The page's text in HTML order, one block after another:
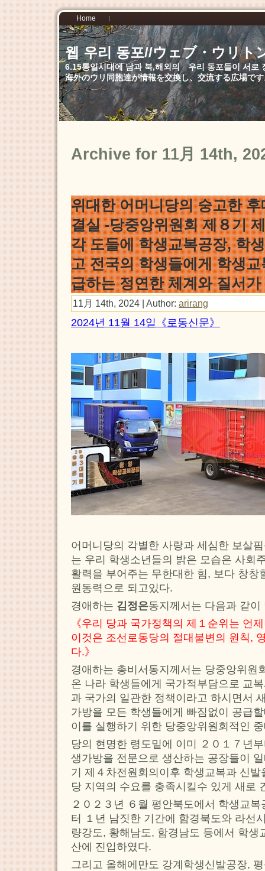
Home
웹 우리 동포//ウェブ・ウリト
6.15통일시대에 남과 북,해외의 우리 동포들이 서로
海外のウリ同胞達が情報を交換し、交流する広場で
Archive for 11月 14th,
위대한 어머니당의 숭고한
결실 -당중앙위원회 제８기
각 도들에 학생교복공장, 학
고 전국의 학생들에게 학생
급하는 정연한 체계와 질서
11月 14th, 2024 | Author: arirang
2024년 11월 14일《로동신문》
어머니당의 각별한 사랑과 세심한 보살
는 우리 학생소년들의 밝은 모습은 사회
활력을 부어주는 무한대한 힘, 보다 창창
원동력으로 되고있다.
경애하는 김정은동지께서는 다음과 같이
《우리 당과 국가정책의 제１순위는 언
이것은 조선로동당의 절대불변의 원칙,
다.》
경애하는 총비서동지께서는 당중앙위원
온 나라 학생들에게 국가적부담으로 교
과 국가의 일관한 정책이라고 하시면서
가방을 모든 학생들에게 빠짐없이 공급
이를 실행하기 위한 당중앙위원회적인
당의 현명한 령도밑에 이미 ２０１７년
생가방을 전문으로 생산하는 공장들이
기 제４차전원회의이후 학생교복과 신
당 지역의 수요를 충족시킬수 있게 새로
２０２３년 ６월 평안북도에서 학생교
터 １년 남짓한 기간에 함경북도와 라선
량강도, 황해남도, 함경남도 등에서 학생
산에 진입하였다.
그리고 올해에만도 강계학생신발공장,